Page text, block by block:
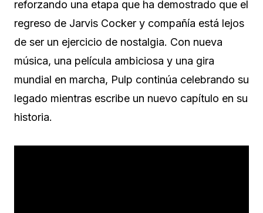
reforzando una etapa que ha demostrado que el
regreso de Jarvis Cocker y compañía está lejos
de ser un ejercicio de nostalgia. Con nueva
música, una película ambiciosa y una gira
mundial en marcha, Pulp continúa celebrando su
legado mientras escribe un nuevo capítulo en su
historia.